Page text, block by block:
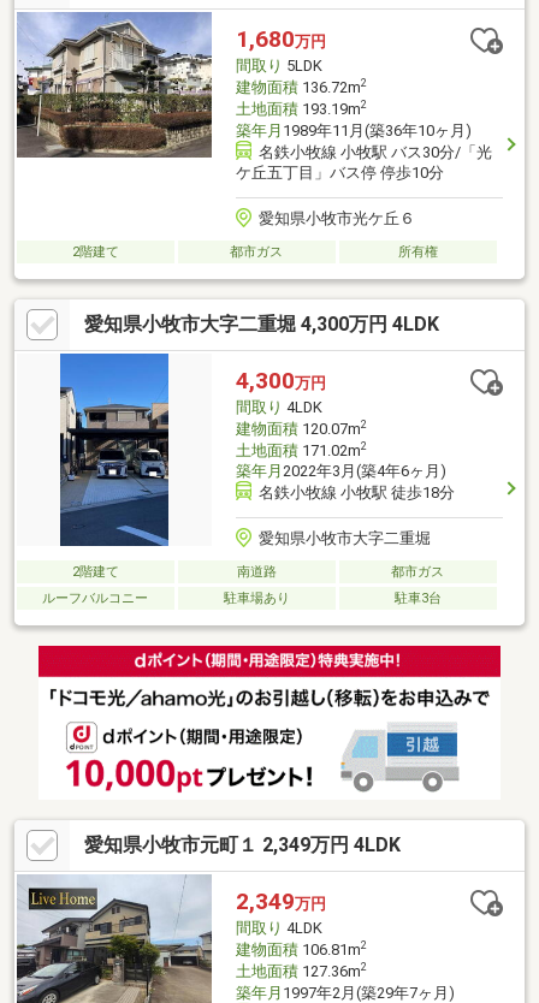
1,680万円
間取り 5LDK
建物面積136.72m2
土地面積193.19m2
築年月 1989年11月(築36年10ヶ月)
名鉄小牧線 小牧駅 バス30分/「光
ケ丘五丁目」バス停 停歩10分
愛知県小牧市光ケ丘６
2階建て 都市ガス 所有権
愛知県小牧市大字二重堀 4,300万円 4LDK
4,300万円
間取り 4LDK
建物面積120.07m2
土地面積171.02m2
築年月 2022年3月(築4年6ヶ月)
名鉄小牧線 小牧駅 徒歩18分
愛知県小牧市大字二重堀
2階建て 南道路
都市ガス
ルーフバルコニー
駐車場あり 駐車3台
愛知県小牧市元町１ 2,349万円 4LDK
2,349万円
間取り 4LDK
建物面積106.81m2
土地面積127.36m2
築年月 1997年2月(築29年7ヶ月)